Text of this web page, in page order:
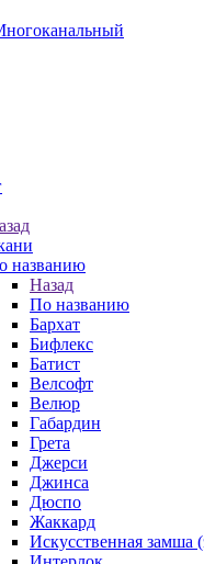
названию
Назад
По названию
Бархат
Бифлекс
Батист
Велсофт
Велюр
Габардин
Грета
Джерси
Джинса
Дюспо
Жаккард
Искусственная замша